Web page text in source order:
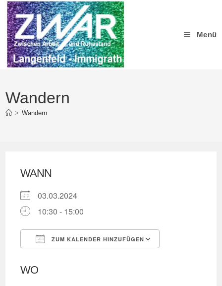
Zum
Inhalt
springen
Menü
Wandern
> Wandern
WANN
03.03.2024
10:30 - 15:00
ZUM KALENDER HINZUFÜGEN
WO